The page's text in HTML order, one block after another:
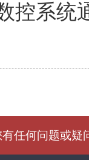
控系统
任何问题或疑